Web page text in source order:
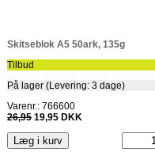
Skitseblok A5 50ark, 135g
Tilbud
På lager (Levering: 3 dage)
Varenr.: 766600
26,95 19,95 DKK